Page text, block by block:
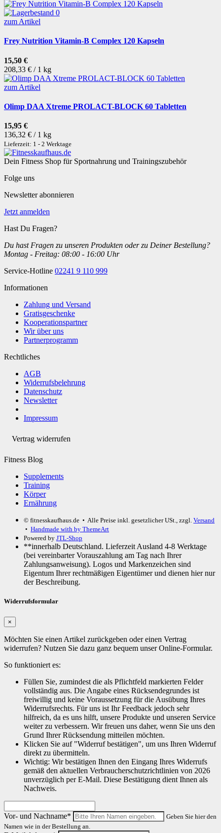
zum Artikel
Frey Nutrition Vitamin-B Complex 120 Kapseln
15,50 €
208,33 € / 1 kg
zum Artikel
Olimp DAA Xtreme PROLACT-BLOCK 60 Tabletten
15,95 €
136,32 € / 1 kg
Lieferzeit: 1 - 2 Werktage
Dein Fitness Shop für Sportnahrung und Trainingszubehör
Folge uns
Newsletter abonnieren
Jetzt anmelden
Hast Du Fragen?
Du hast Fragen zu unseren Produkten oder zu Deiner Bestellung?
Montag - Freitag: 08:00 - 16:00 Uhr
Service-Hotline 02241 9 110 999
Informationen
Zahlung und Versand
Gratisgeschenke
Kooperationspartner
Wir über uns
Partnerprogramm
Rechtliches
AGB
Widerrufsbelehrung
Datenschutz
Newsletter
Impressum
Vertrag widerrufen
Fitness Blog
Supplements
Training
Körper
Ernährung
© fitnesskaufhaus.de • Alle Preise inkl. gesetzlicher USt., zzgl. Versand
• Handmade with by ThemeArt
Powered by JTL-Shop
**innerhalb Deutschland. Lieferzeit Ausland 4-8 Werktage
(bei vereinbarter Vorauszahlung am Tag nach Ihrer
Zahlungsanweisung). Logos und Markenzeichen sind
Eigentum Ihrer rechtmäßigen Eigentümer und dienen hier nur
der Beschreibung.
Widerrufsformular
×
Möchten Sie einen Artikel zurückgeben oder einen Vertrag
widerrufen? Nutzen Sie dazu ganz bequem unser Online-Formular.
So funktioniert es:
Füllen Sie, zumindest die als Pflichtfeld markierten Felder
vollständig aus. Die Angabe eines Rücksendegrundes ist
freiwillig und keine Voraussetzung für die Ausübung Ihres
Widerrufsrechts. Für uns ist Ihr Feedback jedoch sehr
hilfreich, da es uns hilft, unsere Produkte und unseren Service
weiter zu verbessern. Wir freuen uns daher, wenn Sie uns den
Grund Ihrer Rücksendung mitteilen möchten.
Klicken Sie auf "Widerruf bestätigen", um uns Ihren Widerruf
direkt zu übermitteln.
Wichtig: Wir bestätigen Ihnen den Eingang Ihres Widerrufs
gemäß den aktuellen Verbraucherschutzrichtlinien von 2026
unverzüglich per E-Mail. Diese Bestätigung dient Ihnen als
Nachweis.
Vor- und Nachname*
Geben Sie hier den
Namen wie in der Bestellung an.